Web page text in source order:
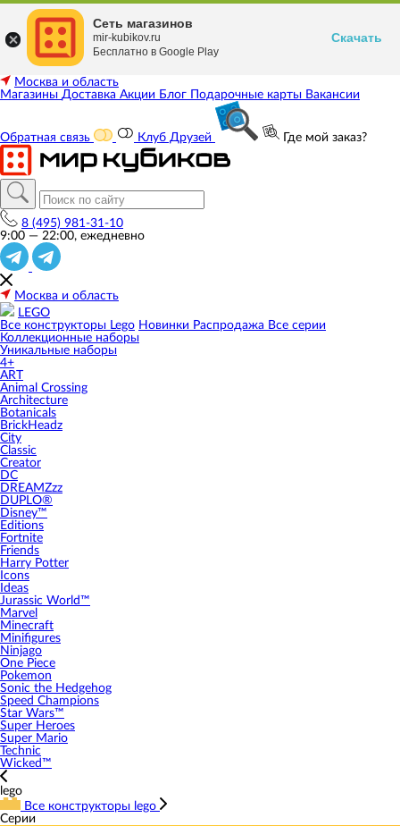
Москва и область
Магазины Доставка Акции Блог Подарочные карты Вакансии
Обратная связь Клуб Друзей Где мой заказ?
8 (495) 981-31-10
9:00 — 22:00, ежедневно
Москва и область
LEGO
Все конструкторы Lego Новинки Распродажа Все серии
Коллекционные наборы
Уникальные наборы
4+
ART
Animal Crossing
Architecture
Botanicals
BrickHeadz
City
Classic
Creator
DC
DREAMZzz
DUPLO®
Disney™
Editions
Fortnite
Friends
Harry Potter
Icons
Ideas
Jurassic World™
Marvel
Minecraft
Minifigures
Ninjago
One Piece
Pokemon
Sonic the Hedgehog
Speed Champions
Star Wars™
Super Heroes
Super Mario
Technic
Wicked™
lego
Все конструкторы lego
Серии
Сеть магазинов
mir-kubikov.ru
Бесплатно в Google Play
Скачать